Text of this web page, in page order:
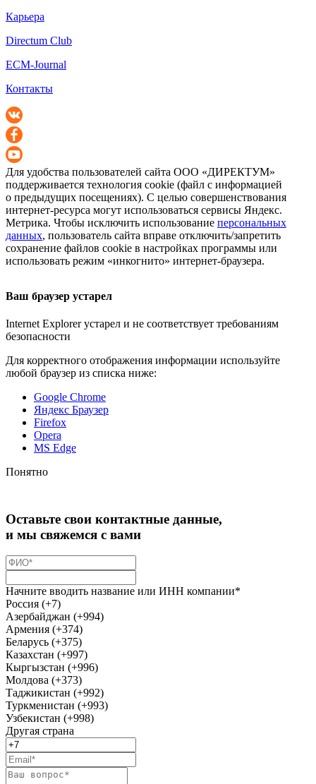
Карьера
Directum Club
ECM-Journal
Контакты
Для удобства пользователей сайта ООО «ДИРЕКТУМ»
поддерживается технология cookie (файл с информацией
о предыдущих посещениях). С целью совершенствования
интернет-ресурса могут использоваться сервисы Яндекс.
Метрика. Чтобы исключить использование персональных
данных, пользователь сайта вправе отключить/запретить
сохранение файлов cookie в настройках программы или
использовать режим «инкогнито» интернет-браузера.
Ваш браузер устарел
Internet Explorer устарел и не соответствует требованиям
безопасности
Для корректного отображения информации используйте
любой браузер из списка ниже:
Google Chrome
Яндекс Браузер
Firefox
Opera
MS Edge
Понятно
Оставьте свои контактные данные,
и мы свяжемся с вами
Начните вводить название или ИНН компании*
Россия (+7)
Азербайджан (+994)
Армения (+374)
Беларусь (+375)
Казахстан (+997)
Кыргызстан (+996)
Молдова (+373)
Таджикистан (+992)
Туркменистан (+993)
Узбекистан (+998)
Другая страна